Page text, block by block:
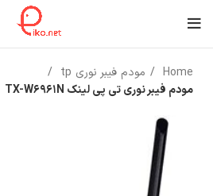
Home
مودم فیبر نوری tp
مودم فیبر نوری تی پی لینک TX-W6961N